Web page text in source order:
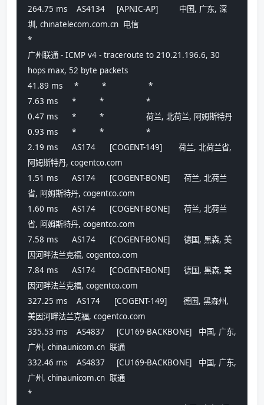
264.75 ms    AS4134     [APNIC-AP]         中国, 广东, 深
圳, chinatelecom.com.cn  电信
*
广州联通 - ICMP v4 - traceroute to 210.21.196.6, 30
hops max, 52 byte packets
41.89 ms     *          *                  *
7.63 ms      *          *                  *
0.47 ms      *          *                  荷兰, 北荷兰, 阿姆斯特丹
0.93 ms      *          *                  *
2.19 ms      AS174      [COGENT-149]       荷兰, 北荷兰省,
阿姆斯特丹, cogentco.com
1.51 ms      AS174      [COGENT-BONE]      荷兰, 北荷兰
省, 阿姆斯特丹, cogentco.com
1.60 ms      AS174      [COGENT-BONE]      荷兰, 北荷兰
省, 阿姆斯特丹, cogentco.com
7.58 ms      AS174      [COGENT-BONE]      德国, 黑森, 美
因河畔法兰克福, cogentco.com
7.84 ms      AS174      [COGENT-BONE]      德国, 黑森, 美
因河畔法兰克福, cogentco.com
327.25 ms    AS174      [COGENT-149]       德国, 黑森州,
美因河畔法兰克福, cogentco.com
335.53 ms    AS4837     [CU169-BACKBONE]   中国, 广东,
广州, chinaunicom.cn  联通
332.46 ms    AS4837     [CU169-BACKBONE]   中国, 广东,
广州, chinaunicom.cn  联通
*